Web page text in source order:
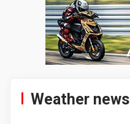
Weather news